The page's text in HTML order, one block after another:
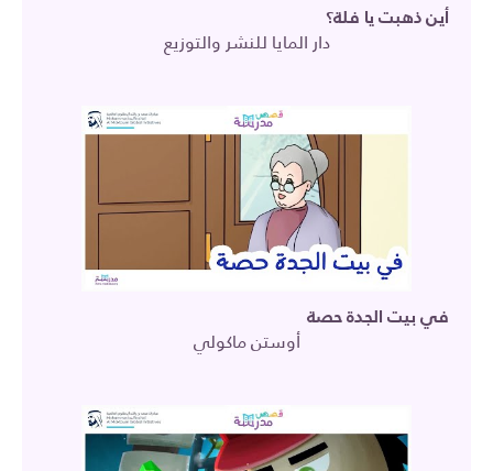
أين ذهبت يا فلة؟
دار المايا للنشر والتوزيع
في بيت الجدة حصة
أوستن ماكولي